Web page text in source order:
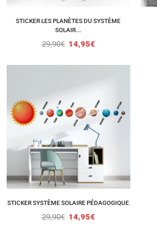
STICKER LES PLANÈTES DU SYSTÈME
SOLAIR...
29,90€ 14,95€
STICKER SYSTÈME SOLAIRE PÉDAGOGIQUE
29,90€ 14,95€